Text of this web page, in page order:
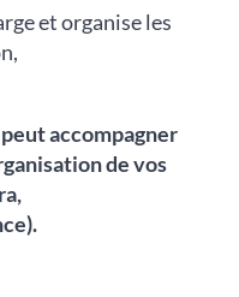
et organise les
accompagner
de vos